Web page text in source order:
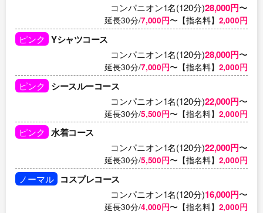
コンパニオン1名(120分)28,000円〜
延長30分/7,000円〜【指名料】 2,000円
ピンク Yシャツコース
コンパニオン1名(120分)28,000円〜
延長30分/7,000円〜【指名料】 2,000円
ピンク シースルーコース
コンパニオン1名(120分)22,000円〜
延長30分/5,500円〜【指名料】 2,000円
ピンク 水着コース
コンパニオン1名(120分)22,000円〜
延長30分/5,500円〜【指名料】 2,000円
ノーマル コスプレコース
コンパニオン1名(120分)16,000円〜
延長30分/4,000円〜【指名料】 2,000円